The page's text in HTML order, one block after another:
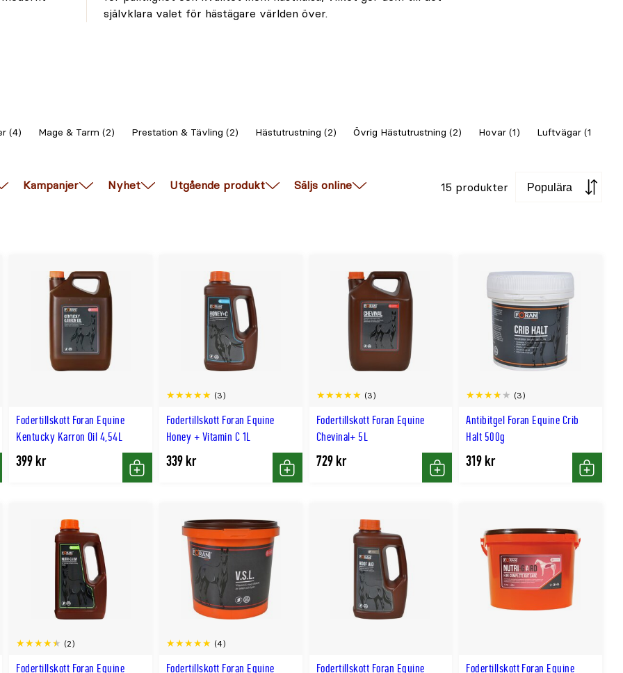
självklara valet för hästägare världen över.
(4) Mage & Tarm (2) Prestation & Tävling (2) Hästutrustning (2) Övrig Hästutrustning (2) Hovar (1) Luftvägar (1)
Kampanjer Nyhet Utgående produkt Säljs online Sortera
15 produkter
Fodertillskott Foran Equine
Kentucky Karron Oil 4,54L
399 kr
Köp
Fodertillskott Foran Equine
Honey + Vitamin C 1L
(3)
339 kr
Köp
Fodertillskott Foran Equine
Chevinal+ 5L
(3)
729 kr
Köp
Antibitgel Foran Equine Crib
Halt 500g
(3)
319 kr
Köp
Fodertillskott Foran Equine
(2)
Fodertillskott Foran Equine
(4)
Fodertillskott Foran Equine
Fodertillskott Foran Equine